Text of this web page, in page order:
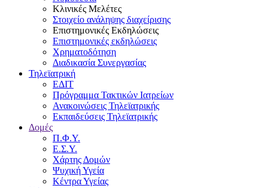
Κλινικές Μελέτες
Στοιχείο ανάληψης διαχείρισης
Επιστημονικές Εκδηλώσεις
Επιστημονικές εκδηλώσεις
Χρηματοδότηση
Διαδικασία Συνεργασίας
Τηλεϊατρική
ΕΔΙΤ
Πρόγραμμα Τακτικών Ιατρείων
Ανακοινώσεις Τηλεϊατρικής
Εκπαιδεύσεις Τηλεϊατρικής
Δομές
Π.Φ.Υ.
Ε.Σ.Υ.
Χάρτης Δομών
Ψυχική Υγεία
Κέντρα Υγείας